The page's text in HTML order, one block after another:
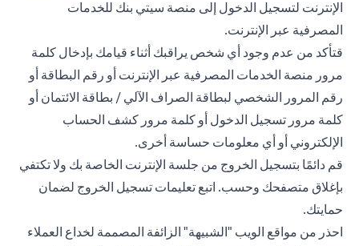
الإنترنت لتسجيل الدخول إلى منصة سيتي بنك للخدمات
المصرفية عبر الإنترنت.
قتأكد من عدم وجود أي شخص يراقبك أثناء قيامك بإدخال كلمة
مرور منصة الخدمات المصرفية عبر الإنترنت أو رقم البطاقة أو
رقم المرور الشخصي لبطاقة الصراف الآلي / بطاقة الائتمان أو
كلمة مرور تسجيل الدخول أو كلمة مرور كشف الحساب
الإلكتروني أو أي معلومات حساسة أخرى.
قم دائمًا بتسجيل الخروج من جلسة الإنترنت الخاصة بك ولا تكتفي
بإغلاق متصفحك وحسب. اتبع تعليمات تسجيل الخروج لضمان
حمايتك.
احذر من مواقع الويب "الشبيهة" الزائفة المصممة لخداع العملاء